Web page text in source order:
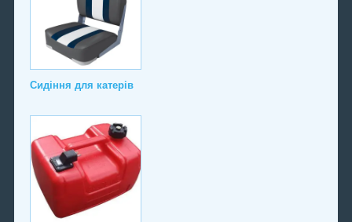
Сидіння для катерів